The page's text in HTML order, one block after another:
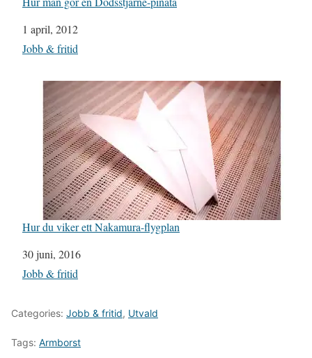
Datum
1 april, 2012
I relation till
Jobb & fritid
Hur du viker ett Nakamura-flygplan
Datum
30 juni, 2016
I relation till
Jobb & fritid
Categories: Jobb & fritid, Utvald
Tags: Armborst